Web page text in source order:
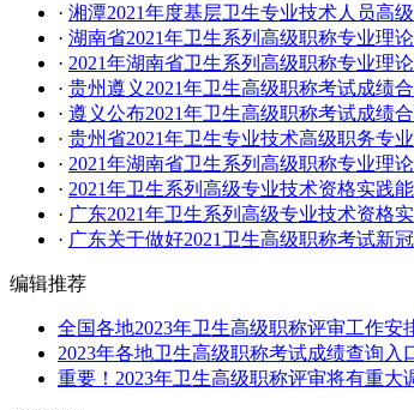
· 湘潭2021年度基层卫生专业技术人员高
· 湖南省2021年卫生系列高级职称专业理
· 2021年湖南省卫生系列高级职称专业理
· 贵州遵义2021年卫生高级职称考试成绩
· 遵义公布2021年卫生高级职称考试成绩
· 贵州省2021年卫生专业技术高级职务专
· 2021年湖南省卫生系列高级职称专业理
· 2021年卫生系列高级专业技术资格实践
· 广东2021年卫生系列高级专业技术资格
· 广东关于做好2021卫生高级职称考试新
编辑推荐
全国各地2023年卫生高级职称评审工作安
2023年各地卫生高级职称考试成绩查询入
重要！2023年卫生高级职称评审将有重大